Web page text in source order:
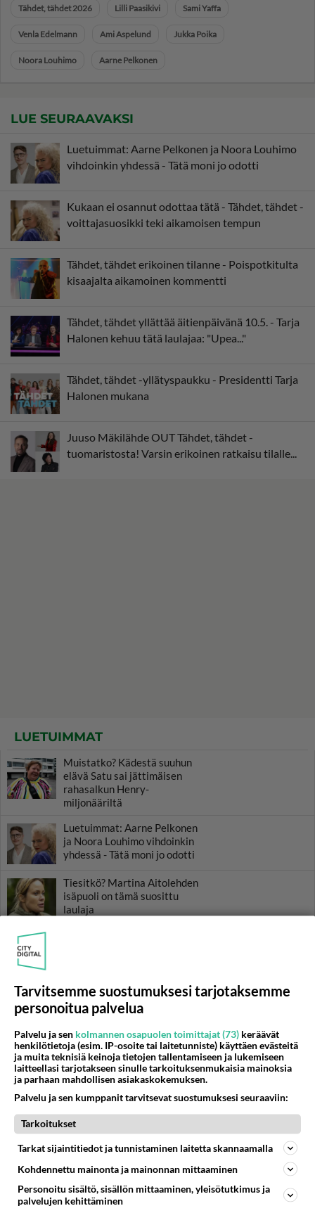
Tähdet, tähdet 2026 Lilli Paasikivi Sami Yaffa
Venla Edelmann Ami Aspelund Jukka Poika
Noora Louhimo Aarne Pelkonen
LUE SEURAAVAKSI
Luetuimmat: Aarne Pelkonen ja Noora Louhimo
vihdoinkin yhdessä - Tätä moni jo odotti
Kukaan ei osannut odottaa tätä - Tähdet, tähdet -
voittajasuosikki teki aikamoisen tempun
Tähdet, tähdet erikoinen tilanne - Poispotkitulta
kisaajalta aikamoinen kommentti
Tähdet, tähdet yllättää äitienpäivänä 10.5. - Tarja
Halonen kehuu tätä laulajaa: "Upea..."
Tähdet, tähdet -yllätyspaukku - Presidentti Tarja
Halonen mukana
Juuso Mäkilähde OUT Tähdet, tähdet -
tuomaristosta! Varsin erikoinen ratkaisu tilalle...
LUETUIMMAT
Muistatko? Kädestä suuhun
elävä Satu sai jättimäisen
rahasalkun Henry-
miljonääriltä
Luetuimmat: Aarne Pelkonen
ja Noora Louhimo vihdoinkin
yhdessä - Tätä moni jo odotti
Tiesitkö? Martina Aitolehden
isäpuoli on tämä suosittu
laulaja
Ikäviä uutisia Elämäni biisi -
suosikkisarjasta - Monelle tv-
katsojalle iso pettymys
Tarvitsemme suostumuksesi tarjotaksemme
personoitua palvelua
Palvelu ja sen kolmannen osapuolen toimittajat (73) keräävät
henkilötietoja (esim. IP-osoite tai laitetunniste) käyttäen evästeitä
ja muita teknisiä keinoja tietojen tallentamiseen ja lukemiseen
laitteellasi tarjotakseen sinulle tarkoituksenmukaisia mainoksia
ja parhaan mahdollisen asiakaskokemuksen.
Palvelu ja sen kumppanit tarvitsevat suostumuksesi seuraaviin:
Tarkoitukset
Tarkat sijaintitiedot ja tunnistaminen laitetta skannaamalla
Kohdennettu mainonta ja mainonnan mittaaminen
Personoitu sisältö, sisällön mittaaminen, yleisötutkimus ja
palvelujen kehittäminen